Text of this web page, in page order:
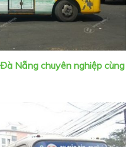
Nẵng chuyên nghiệp cùng